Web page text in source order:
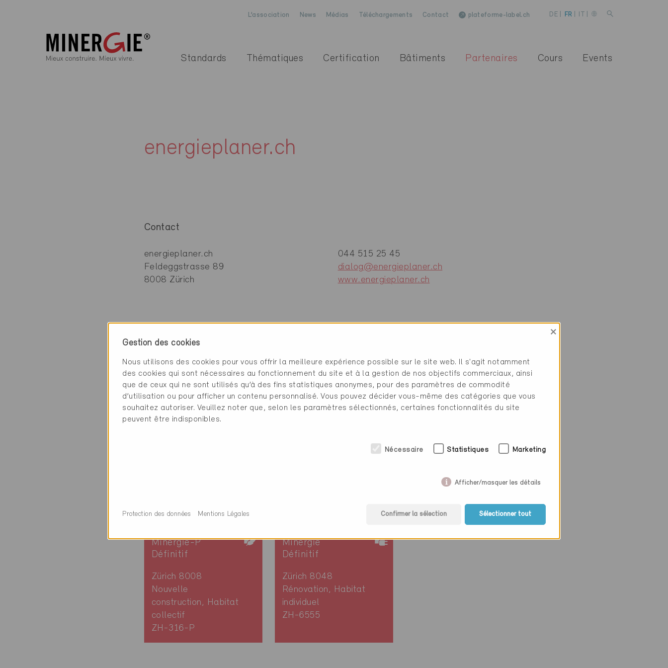
L’association News Médias Téléchargements Contact plateforme-label.ch DE FR
Standards Thématiques Certification Bâtiments Partenaires Cours Events
energieplaner.ch
Contact
energieplaner.ch
Feldeggstrasse 89
8008 Zürich
044 515 25 45
dialog@energieplaner.ch
www.energieplaner.ch
Planification
Architecture
2 Bâtiments Minergie (2 Certificats)
Minergie-P
Définitif
Zürich 8008
Nouvelle
construction, Habitat
collectif
ZH-316-P
Minergie
Définitif
Zürich 8048
Rénovation, Habitat
individuel
ZH-6555
Gestion des cookies
×
Nous utilisons des cookies pour vous offrir la meilleure expérience possible sur le site web. Il s'agit notamment
des cookies qui sont nécessaires au fonctionnement du site et à la gestion de nos objectifs commerciaux, ainsi
que de ceux qui ne sont utilisés qu’à des fins statistiques anonymes, pour des paramètres de commodité
d’utilisation ou pour afficher un contenu personnalisé. Vous pouvez décider vous-même des catégories que vous
souhaitez autoriser. Veuillez noter que, selon les paramètres sélectionnés, certaines fonctionnalités du site
peuvent être indisponibles.
Nécessaire Statistiques Marketing
Afficher/masquer les détails
Confirmer la sélection Sélectionner tout
Protection des données Mentions Légales